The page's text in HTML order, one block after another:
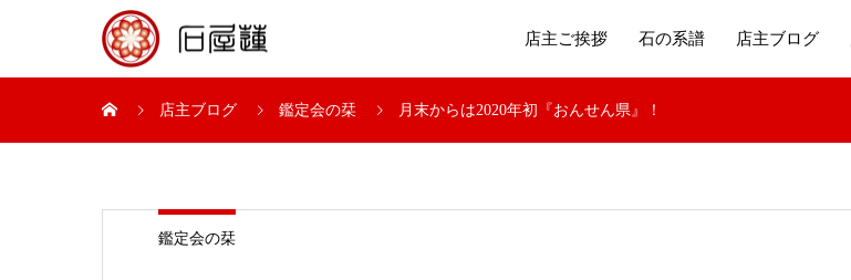
店主ご挨拶 石の系譜 店主ブログ
店主ブログ 鑑定会の栞 月末からは2020年初『おんせん県』！
鑑定会の栞